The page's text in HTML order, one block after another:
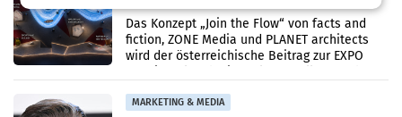
Pavillon bei der EXPO 2027
Das Konzept „Join the Flow“ von facts and
fiction, ZONE Media und PLANET architects
wird der österreichische Beitrag zur EXPO
MARKETING & MEDIA